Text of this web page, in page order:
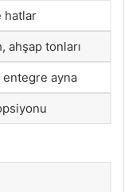
hatlar
ahşap tonları
entegre ayna